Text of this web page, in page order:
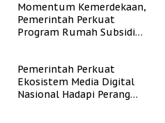
Momentum Kemerdekaan,
Pemerintah Perkuat
Program Rumah Subsidi
Pemerintah Perkuat
Ekosistem Media Digital
Nasional Hadapi Perang